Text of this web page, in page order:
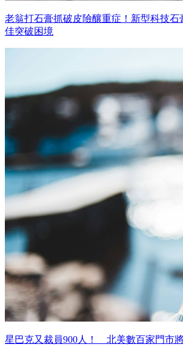
老翁打石膏抓破皮險釀重症！新型科技石
佳突破困境
星巴克又裁員900人！ 北美數百家門市